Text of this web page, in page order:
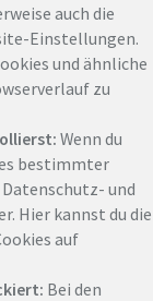
auch die
Einstellungen.
und ähnliche
zu
Wenn du
bestimmter
und
Hier kannst du die
auf
Bei den